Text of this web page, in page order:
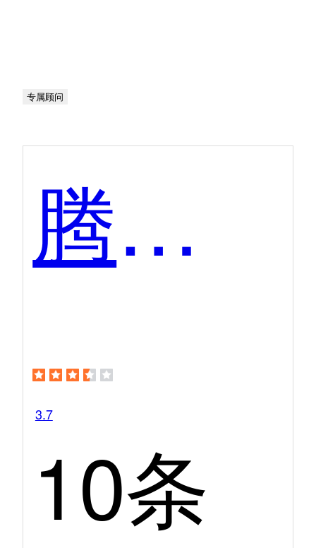
专属顾问
腾讯应用宝
3.7
10条